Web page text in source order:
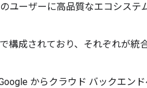
のユーザーに高品質なエコシス
構成されており、それぞれが
からクラウド バックエン